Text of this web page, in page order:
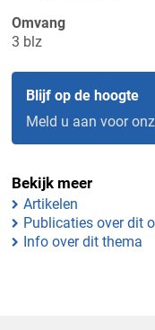
Omvang
3 blz
Blijf op de hoogte
Meld u aan voor
Bekijk meer
Artikelen
Publicaties over dit
Info over dit thema